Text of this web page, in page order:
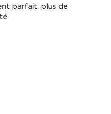
parfait: plus de